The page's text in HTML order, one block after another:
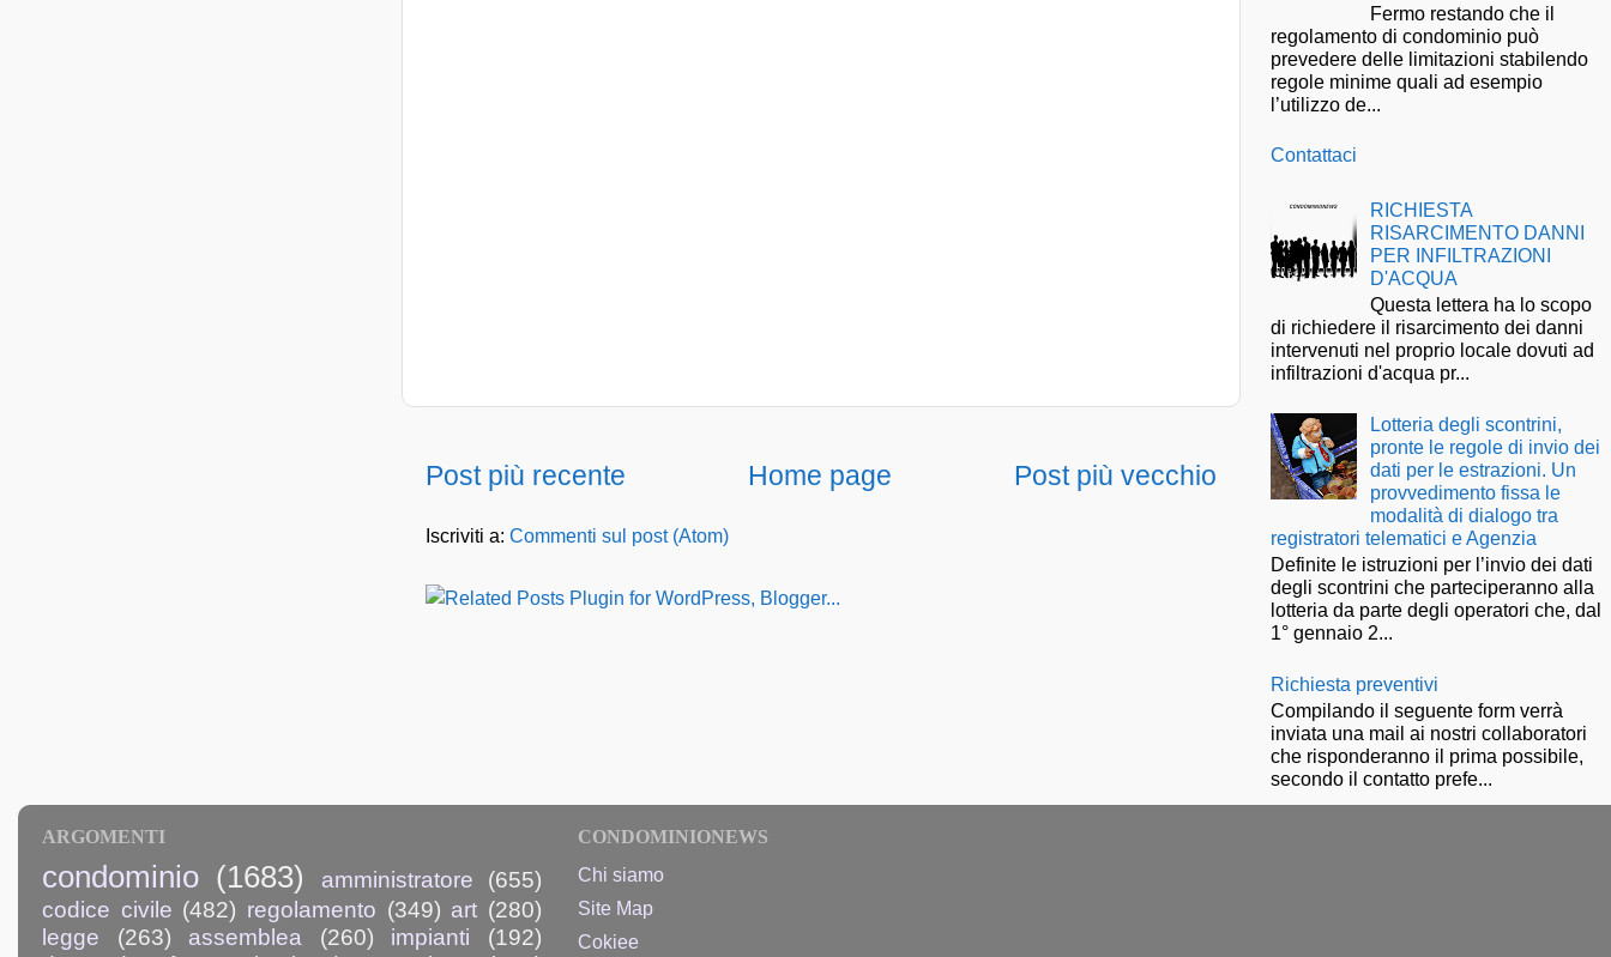
Post più recente Post più vecchio
Home page
Iscriviti a: Commenti sul post (Atom)
Fermo restando che il
regolamento di condominio può
prevedere delle limitazioni stabilendo
regole minime quali ad esempio
l’utilizzo de...
Contattaci
RICHIESTA
RISARCIMENTO DANNI
PER INFILTRAZIONI
D'ACQUA
Questa lettera ha lo scopo
di richiedere il risarcimento dei danni
intervenuti nel proprio locale dovuti ad
infiltrazioni d'acqua pr...
Lotteria degli scontrini,
pronte le regole di invio dei
dati per le estrazioni. Un
provvedimento fissa le
modalità di dialogo tra
registratori telematici e Agenzia
Definite le istruzioni per l’invio dei dati
degli scontrini che parteciperanno alla
lotteria da parte degli operatori che, dal
1° gennaio 2...
Richiesta preventivi
Compilando il seguente form verrà
inviata una mail ai nostri collaboratori
che risponderanno il prima possibile,
secondo il contatto prefe...
ARGOMENTI
condominio (1683) amministratore
(655)
codice civile (482) regolamento (349) art (280)
legge
(263) assemblea (260) impianti
(192)
CONDOMINIONEWS
Chi siamo
Site Map
Cokiee